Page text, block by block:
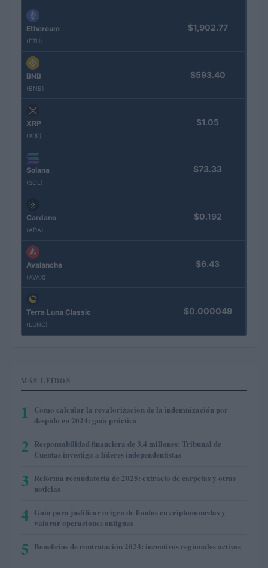
Ethereum
(ETH)
$1,902.77
BNB
(BNB)
$593.40
XRP
(XRP)
$1.05
Solana
(SOL)
$73.33
Cardano
(ADA)
$0.192
Avalanche
(AVAX)
$6.43
Terra Luna Classic
(LUNC)
$0.000049
MÁS LEÍDOS
1
Cómo calcular la revalorización de la indemnización por
despido en 2024: guía práctica
2 Responsabilidad financiera de 3,4 millones: Tribunal de
Cuentas investiga a líderes independentistas
3 Reforma recaudatoria de 2025: extracto de carpetas y otras
noticias
4 Guía para justificar origen de fondos en criptomonedas y
valorar operaciones antiguas
5 Beneficios de contratación 2024: incentivos regionales activos